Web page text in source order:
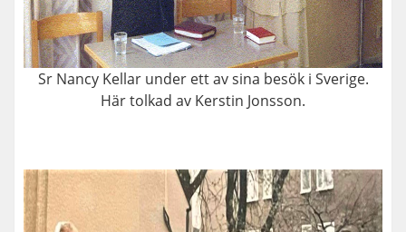
Sr Nancy Kellar under ett av sina besök i Sverige.
Här tolkad av Kerstin Jonsson.